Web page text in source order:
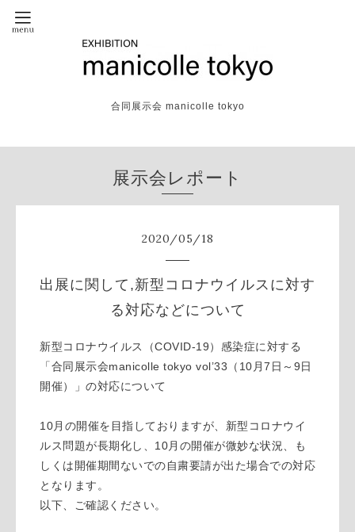
合同展示会 manicolle tokyo
展示会レポート
2020/05/18
出展に関して,新型コロナウイルスに対す
る対応などについて
新型コロナウイルス（COVID-19）感染症に対する
「合同展示会manicolle tokyo vol’33（10月7日～9日
開催）」の対応について
10月の開催を目指しておりますが、新型コロナウイ
ルス問題が長期化し、10月の開催が微妙な状況、も
しくは開催期間ないでの自粛要請が出た場合での対応
となります。
以下、ご確認ください。